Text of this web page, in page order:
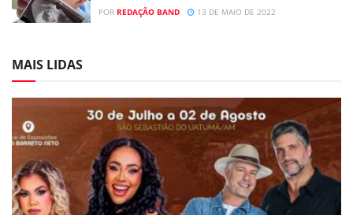
POR REDAÇÃO BAND 13 DE MAIO DE 2022
MAIS LIDAS